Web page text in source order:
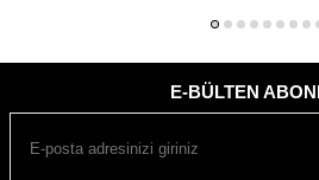
E-BÜLTEN